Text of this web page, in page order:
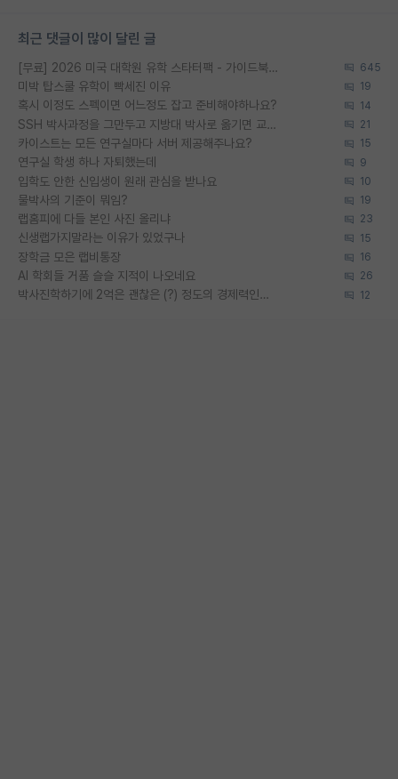
최근 댓글이 많이 달린 글
[무료] 2026 미국 대학원 유학 스타터팩 - 가이드북 & 합격자 컨택메일 템플릿 645
미박 탑스쿨 유학이 빡세진 이유 19
혹시 이정도 스펙이면 어느정도 잡고 준비해야하나요? 14
SSH 박사과정을 그만두고 지방대 박사로 옮기면 교수의 꿈은 끝일까요? 21
카이스트는 모든 연구실마다 서버 제공해주나요? 15
연구실 학생 하나 자퇴했는데 9
입학도 안한 신입생이 원래 관심을 받나요 10
물박사의 기준이 뭐임? 19
랩홈피에 다들 본인 사진 올리냐 23
신생랩가지말라는 이유가 있었구나 15
장학금 모은 랩비통장 16
AI 학회들 거품 슬슬 지적이 나오네요 26
박사진학하기에 2억은 괜찮은 (?) 정도의 경제력인가요 12